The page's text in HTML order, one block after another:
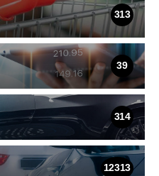
313
39
314
12313